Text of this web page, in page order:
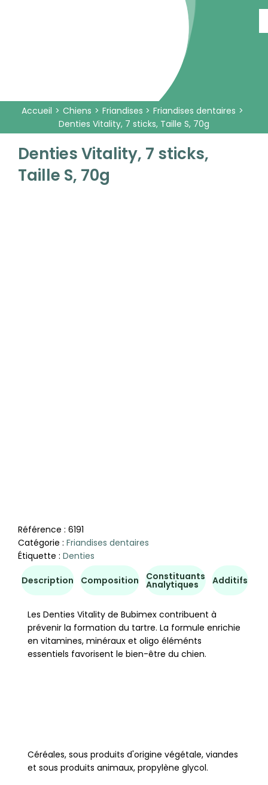
Accueil Chiens Friandises
Friandises dentaires
Denties Vitality, 7 sticks, Taille S, 70g
Denties Vitality, 7 sticks,
Taille S, 70g
Référence : 6191
Catégorie : Friandises dentaires
Étiquette : Denties
Description Composition Constituants
Analytiques Additifs
Les Denties Vitality de Bubimex contribuent à
prévenir la formation du tartre. La formule enrichie
en vitamines, minéraux et oligo éléménts
essentiels favorisent le bien-être du chien.
Céréales, sous produits d'origine végétale, viandes
et sous produits animaux, propylène glycol.